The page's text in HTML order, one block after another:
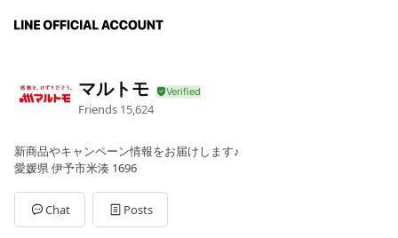
マルトモ
Friends 15,624
新商品やキャンペーン情報をお届けします♪
愛媛県 伊予市米湊 1696
Chat Posts